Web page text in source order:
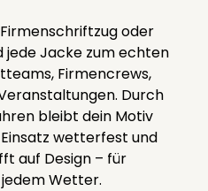
oder
jede Jacke zum echten
Firmencrews,
Durch
bleibt dein Motiv
wetterfest und
auf Design – für
Wetter.